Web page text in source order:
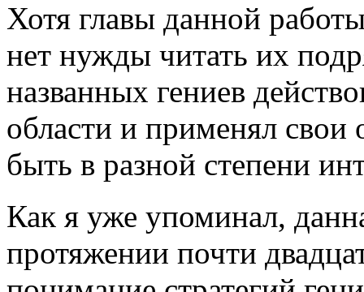
Хотя главы данной
нет нужды читать их
названных гениев
области и применял
быть в разной степени
Как я уже упоминал,
протяжении почти